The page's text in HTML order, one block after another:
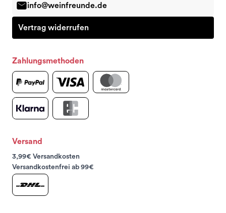
info@weinfreunde.de
Vertrag widerrufen
Zahlungsmethoden
Versand
3,99€ Versandkosten
Versandkostenfrei ab 99€